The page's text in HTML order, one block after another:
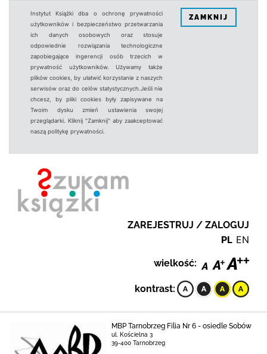
Instytut Książki dba o ochronę prywatności
użytkowników i bezpieczeństwo przetwarzania
ich danych osobowych oraz stosuje
odpowiednie rozwiązania technologiczne
zapobiegające ingerencji osób trzecich w
prywatność użytkowników. Używamy także
plików cookies, by ułatwić korzystanie z naszych
serwisów oraz do celów statystycznych.Jeśli nie
chcesz, by pliki cookies były zapisywane na
Twoim dysku zmień ustawienia swojej
przeglądarki. Kliknij "Zamknij" aby zaakceptować
naszą politykę prywatności.
ZAMKNIJ
ZAREJESTRUJ / ZALOGUJ
PL EN
wielkość:
kontrast:
MBP Tarnobrzeg Filia Nr 6 - osiedle Sobów
ul. Kościelna 3
39-400 Tarnobrzeg